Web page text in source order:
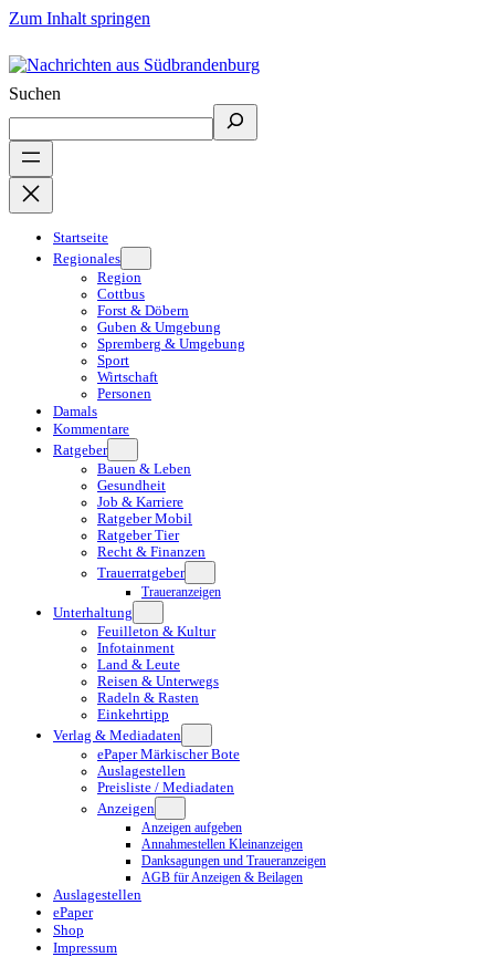
Zum Inhalt springen
Suchen
Startseite
Regionales
Region
Cottbus
Forst & Döbern
Guben & Umgebung
Spremberg & Umgebung
Sport
Wirtschaft
Personen
Damals
Kommentare
Ratgeber
Bauen & Leben
Gesundheit
Job & Karriere
Ratgeber Mobil
Ratgeber Tier
Recht & Finanzen
Trauerratgeber
Traueranzeigen
Unterhaltung
Feuilleton & Kultur
Infotainment
Land & Leute
Reisen & Unterwegs
Radeln & Rasten
Einkehrtipp
Verlag & Mediadaten
ePaper Märkischer Bote
Auslagestellen
Preisliste / Mediadaten
Anzeigen
Anzeigen aufgeben
Annahmestellen Kleinanzeigen
Danksagungen und Traueranzeigen
AGB für Anzeigen & Beilagen
Auslagestellen
ePaper
Shop
Impressum